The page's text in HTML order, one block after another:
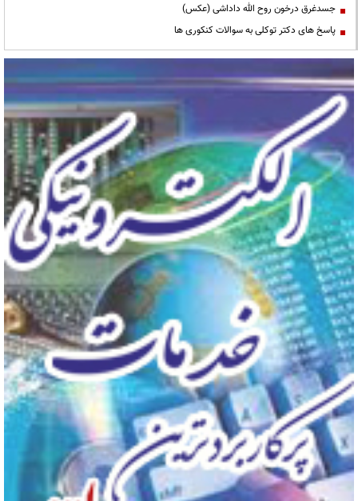
جسدغرق درخون روح الله داداشی (عکس)
پاسخ های دکتر توکلی به سوالات کنکوری ها